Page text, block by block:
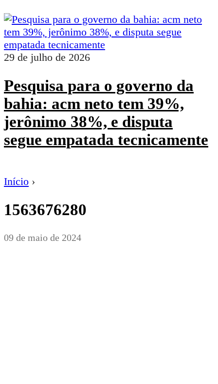
29 de julho de 2026
Pesquisa para o governo da
bahia: acm neto tem 39%,
jerônimo 38%, e disputa
segue empatada tecnicamente
Início ›
1563676280
09 de maio de 2024